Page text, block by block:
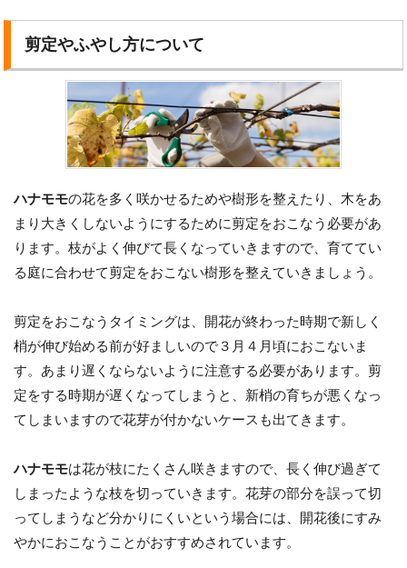
剪定やふやし方について
ハナモモの花を多く咲かせるためや樹形を整えたり、木をあ
まり大きくしないようにするために剪定をおこなう必要があ
ります。枝がよく伸びて長くなっていきますので、育ててい
る庭に合わせて剪定をおこない樹形を整えていきましょう。
剪定をおこなうタイミングは、開花が終わった時期で新しく
梢が伸び始める前が好ましいので３月４月頃におこないま
す。あまり遅くならないように注意する必要があります。剪
定をする時期が遅くなってしまうと、新梢の育ちが悪くなっ
てしまいますので花芽が付かないケースも出てきます。
ハナモモは花が枝にたくさん咲きますので、長く伸び過ぎて
しまったような枝を切っていきます。花芽の部分を誤って切
ってしまうなど分かりにくいという場合には、開花後にすみ
やかにおこなうことがおすすめされています。